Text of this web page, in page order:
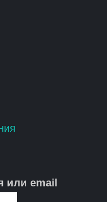
или email